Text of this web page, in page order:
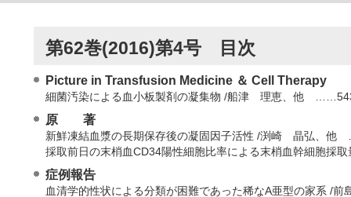
第62巻(2016)第4号 目次
Picture in Transfusion Medicine ＆ Cell Therapy
細菌汚染による血小板製剤の凝集物 /船津 理恵、他
原 著
新鮮凍結血漿の長期保存後の凝固因子活性 /渕崎 晶弘
採取前日の末梢血CD34陽性細胞比率による末梢血幹細
症例報告
血清学的性状による分類が困難であった稀なA亜型の家